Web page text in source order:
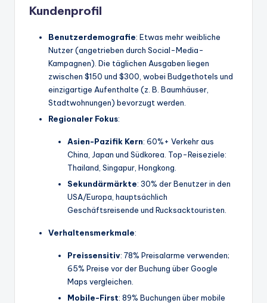
Kundenprofil
Benutzerdemografie: Etwas mehr weibliche
Nutzer (angetrieben durch Social-Media-
Kampagnen). Die täglichen Ausgaben liegen
zwischen $150 und $300, wobei Budgethotels und
einzigartige Aufenthalte (z. B. Baumhäuser,
Stadtwohnungen) bevorzugt werden.
Regionaler Fokus:
Asien-Pazifik Kern: 60%+ Verkehr aus
China, Japan und Südkorea. Top-Reiseziele:
Thailand, Singapur, Hongkong.
Sekundärmärkte: 30% der Benutzer in den
USA/Europa, hauptsächlich
Geschäftsreisende und Rucksacktouristen.
Verhaltensmerkmale:
Preissensitiv: 78% Preisalarme verwenden;
65% Preise vor der Buchung über Google
Maps vergleichen.
Mobile-First: 89% Buchungen über mobile